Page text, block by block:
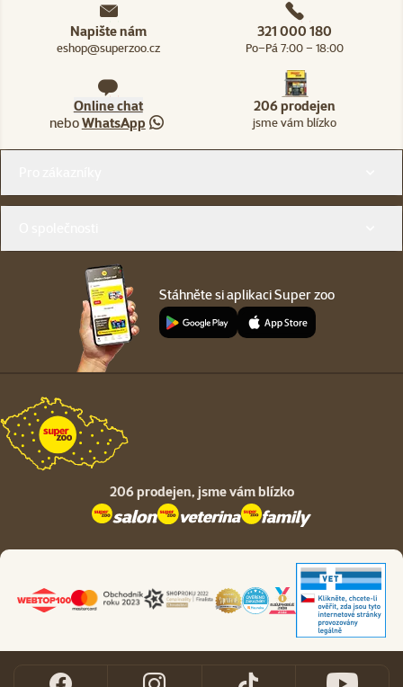
Napište nám
eshop@superzoo.cz
321 000 180
Po–Pá 7:00 – 18:00
Online chat
neboWhatsApp
206 prodejen
jsme vám blízko
Stáhněte si aplikaci Super zoo
206 prodejen, jsme vám blízko